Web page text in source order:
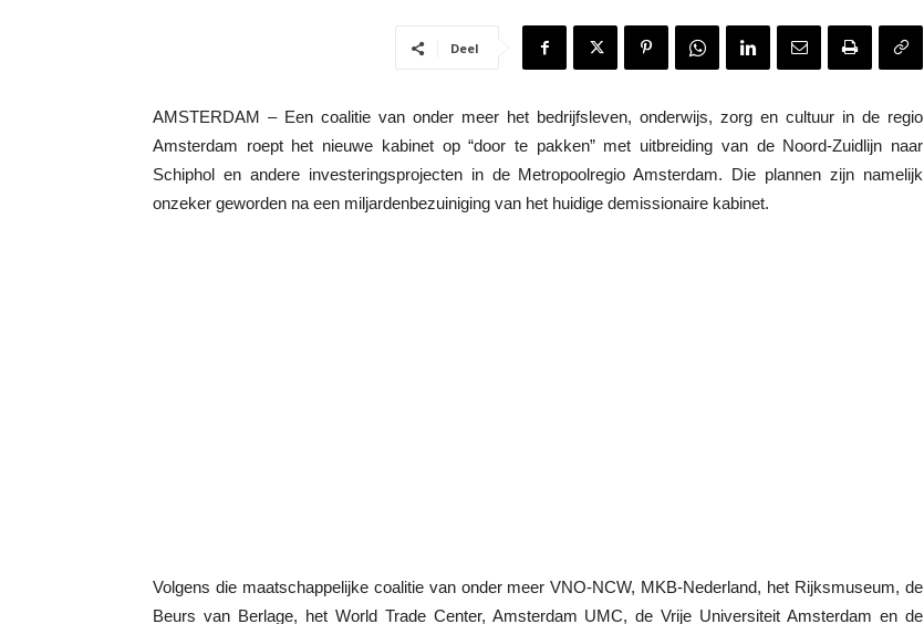
Deel
AMSTERDAM – Een coalitie van onder meer het bedrijfsleven, onderwijs, zorg en cultuur in de regio
Amsterdam roept het nieuwe kabinet op “door te pakken” met uitbreiding van de Noord-Zuidlijn naar
Schiphol en andere investeringsprojecten in de Metropoolregio Amsterdam. Die plannen zijn namelijk
onzeker geworden na een miljardenbezuiniging van het huidige demissionaire kabinet.
Volgens die maatschappelijke coalitie van onder meer VNO-NCW, MKB-Nederland, het Rijksmuseum, de
Beurs van Berlage, het World Trade Center, Amsterdam UMC, de Vrije Universiteit Amsterdam en de